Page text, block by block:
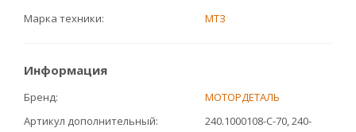
Марка техники МТЗ
Информация
Бренд
МОТОРДЕТАЛЬ
Артикул дополнительный
240.1000108-С-70, 240-